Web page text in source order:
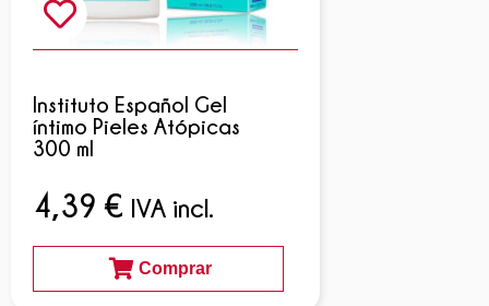
Instituto Español Gel
íntimo Pieles Atópicas
300 ml
4,39€ IVA incl.
Comprar